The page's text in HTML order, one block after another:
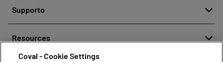
Le nostre tecnologie
Note legali
Supporto
Contatti vendite
Trova partner
Resources
Document center
Coval - Cookie Settings